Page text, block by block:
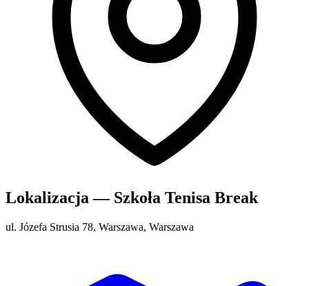
Lokalizacja — Szkoła Tenisa Break
ul. Józefa Strusia 78, Warszawa, Warszawa